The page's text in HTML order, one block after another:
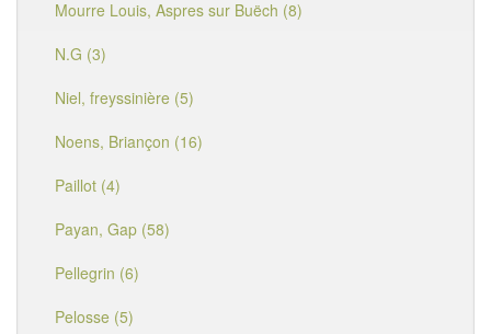
Mourre Louis, Aspres sur Buëch (8)
N.G (3)
Niel, freyssinière (5)
Noens, Briançon (16)
Paillot (4)
Payan, Gap (58)
Pellegrin (6)
Pelosse (5)